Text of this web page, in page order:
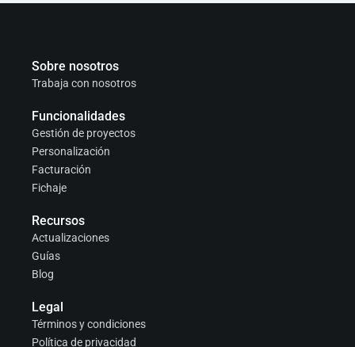
Sobre nosotros
Trabaja con nosotros
Funcionalidades
Gestión de proyectos
Personalización
Facturación
Fichaje
Recursos
Actualizaciones
Guías
Blog
Legal
Términos y condiciones
Política de privacidad